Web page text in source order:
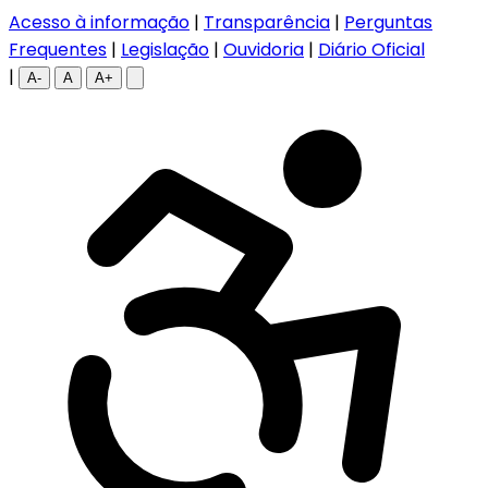
Acesso à informação | Transparência | Perguntas
Frequentes | Legislação | Ouvidoria | Diário Oficial
|
A- A A+